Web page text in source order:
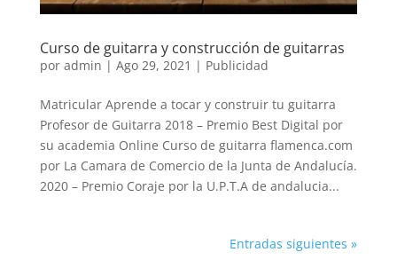
Curso de guitarra y construcción de guitarras
por admin | Ago 29, 2021 | Publicidad
Matricular Aprende a tocar y construir tu guitarra
Profesor de Guitarra 2018 – Premio Best Digital por
su academia Online Curso de guitarra flamenca.com
por La Camara de Comercio de la Junta de Andalucía.
2020 – Premio Coraje por la U.P.T.A de andalucia...
Entradas siguientes »